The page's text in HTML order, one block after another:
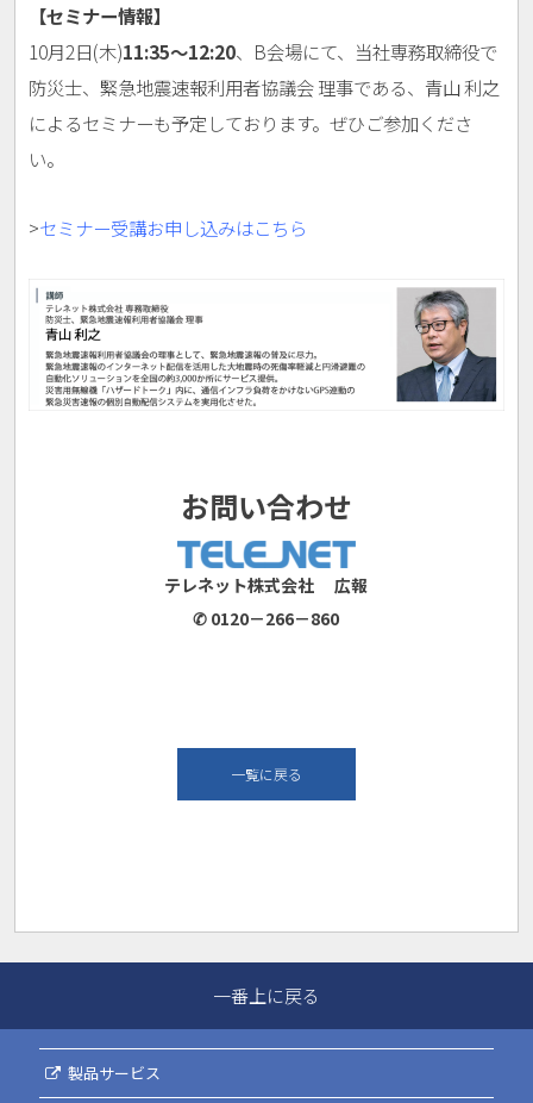
【セミナー情報】
10月2日(木)11:35～12:20、B会場にて、当社専務取締役で
防災士、緊急地震速報利用者協議会 理事である、青山 利之
によるセミナーも予定しております。 ぜひご参加くださ
い。
>セミナー受講お申し込みはこちら
お問い合わせ
テレネット株式会社
広報
✆ 0120－266－860
一覧に戻る
一番上に戻る
製品サービス